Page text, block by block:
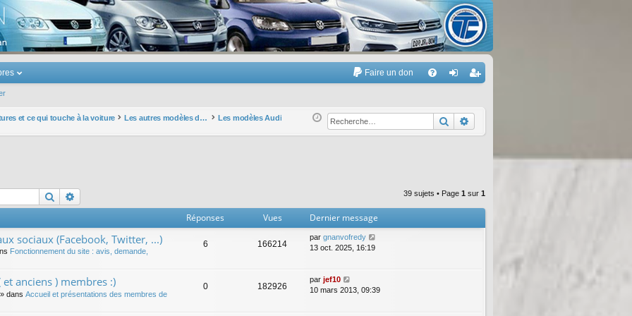
Touran
Faire un don
Q ne
xi
nr
eg
r
et ce qui touche à la voiture Les autres modèles du groupe VW Les modèles Audi Rechercher
Rechercher 39 sujets • Page 1 sur 1
Réponses Vues Dernier message
sociaux (Facebook, Twitter, ...)
Fonctionnement du site : avis, demande,
6 166214
par gnanvofredy
13 oct. 2025, 16:19
anciens ) membres :)
» dans Accueil et présentations des membres de
0 182926
par jef10
10 mars 2013, 09:39